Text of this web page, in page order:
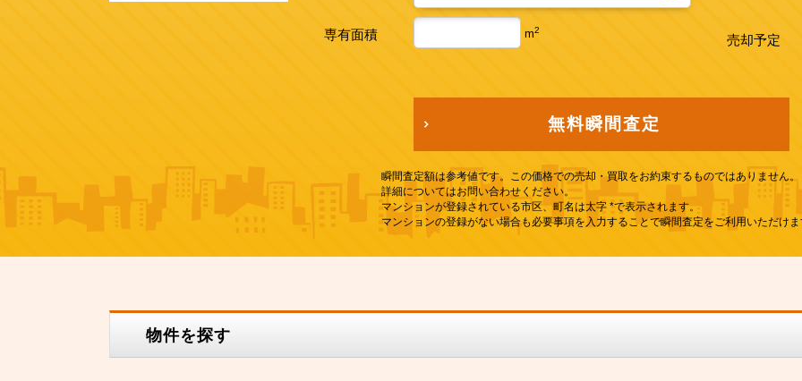
専有面積 m2
売却予定
無料瞬間査定
瞬間査定額は参考値です。この価格での売却・買取をお約束するものではありません。
詳細についてはお問い合わせください。
マンションが登録されている市区、町名は太字 *で表示されます。
マンションの登録がない場合も必要事項を入力することで瞬間査定をご利用いただけ
物件を探す